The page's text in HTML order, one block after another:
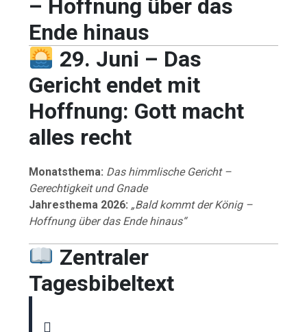
– Hoffnung über das
Ende hinaus
29. Juni – Das
Gericht endet mit
Hoffnung: Gott macht
alles recht
Monatsthema: Das himmlische Gericht –
Gerechtigkeit und Gnade
Jahresthema 2026: „Bald kommt der König –
Hoffnung über das Ende hinaus“
Zentraler
Tagesbibeltext